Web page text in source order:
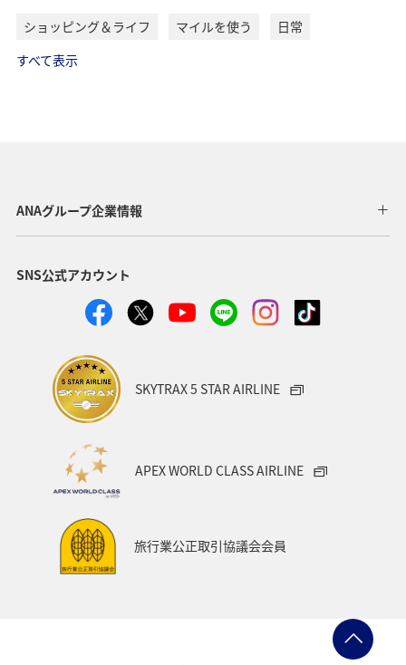
ショッピング＆ライフ マイルを使う
日常
すべて表示
ANAグループ企業情報
SNS公式アカウント
SKYTRAX 5 STAR AIRLINE
APEX WORLD CLASS AIRLINE
旅行業公正取引協議会会員